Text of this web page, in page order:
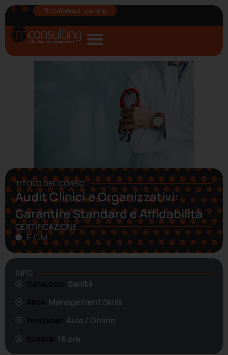
Piattaforma E-learning
TITOLO DEL CORSO
Audit Clinici e Organizzativi:
Garantire Standard e Affidabilità
CERTIFICAZIONE
E.C.M.
INFO
Sanità
Management Skills
Aula / Online
16 ore